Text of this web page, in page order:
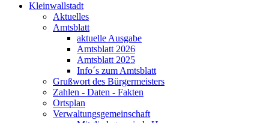
Kleinwallstadt
Aktuelles
Amtsblatt
aktuelle Ausgabe
Amtsblatt 2026
Amtsblatt 2025
Info´s zum Amtsblatt
Grußwort des Bürgermeisters
Zahlen - Daten - Fakten
Ortsplan
Verwaltungsgemeinschaft